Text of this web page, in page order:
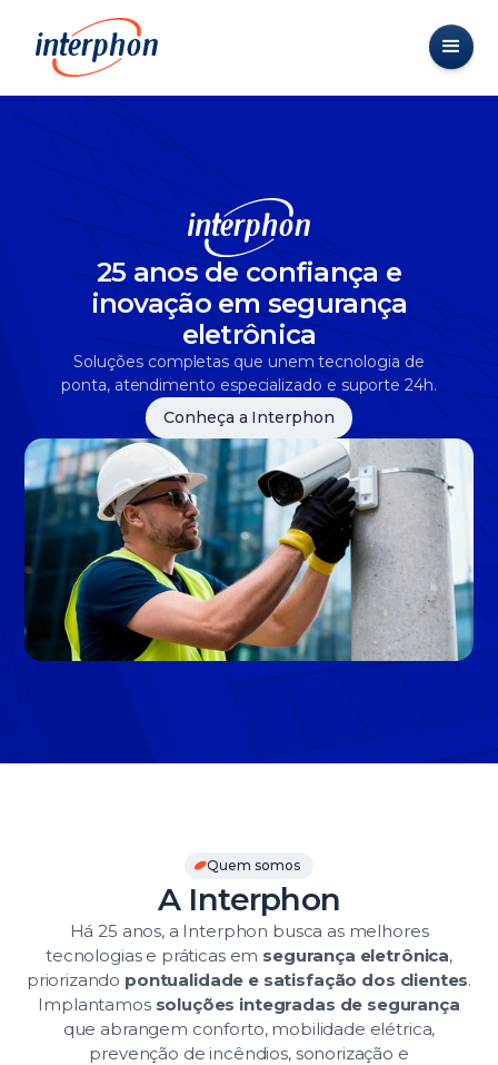
25 anos de confiança e
inovação em segurança
eletrônica
Soluções completas que unem tecnologia de
ponta, atendimento especializado e suporte 24h.
Conheça a Interphon
Quem somos
A Interphon
Há 25 anos, a Interphon busca as melhores
tecnologias e práticas em segurança eletrônica,
priorizando pontualidade e satisfação dos clientes.
Implantamos soluções integradas de segurança
que abrangem conforto, mobilidade elétrica,
prevenção de incêndios, sonorização e